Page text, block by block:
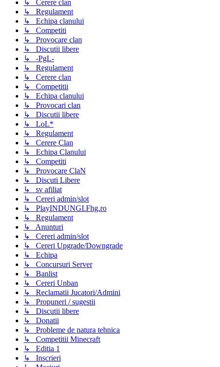
↳ Cerere clan
↳ Regulament
↳ Echipa clanului
↳ Competiti
↳ Provocare clan
↳ Discutii libere
↳ -PgL-
↳ Regulament
↳ Cerere clan
↳ Competitii
↳ Echipa clanului
↳ Provocari clan
↳ Discutii libere
↳ LoL*
↳ Regulament
↳ Cerere Clan
↳ Echipa Clanului
↳ Competiti
↳ Provocare ClaN
↳ Discuti Libere
↳ sv afiliat
↳ Cereri admin/slot
↳ PlayINDUNGI.Fhg.ro
↳ Regulament
↳ Anunturi
↳ Cereri admin/slot
↳ Cereri Upgrade/Downgrade
↳ Echipa
↳ Concursuri Server
↳ Banlist
↳ Cereri Unban
↳ Reclamatii Jucatori/Admini
↳ Propuneri / sugestii
↳ Discutii libere
↳ Donatii
↳ Probleme de natura tehnica
↳ Competitii Minecraft
↳ Editia 1
↳ Inscrieri